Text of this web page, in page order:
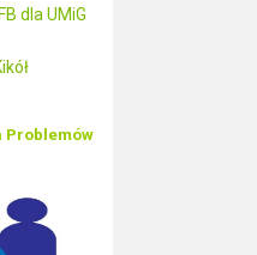
dla UMiG
Problemów